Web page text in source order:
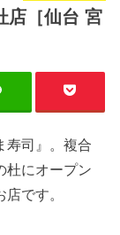
店［仙台 宮
寿司』。複合
杜にオープン
です。